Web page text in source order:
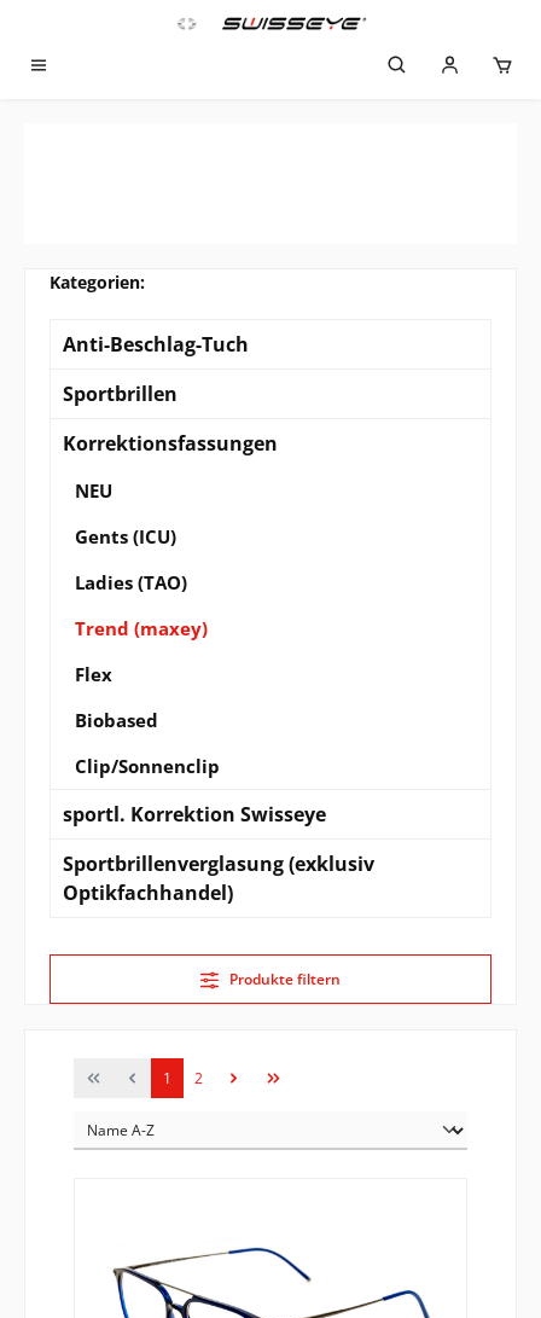
Zum Hauptinhalt springen
Anti-Beschlag-Tuch
Sportbrillen
Korrektionsfassungen
NEU
Gents (ICU)
Ladies (TAO)
Trend (maxey)
Flex
Biobased
Clip/Sonnenclip
sportl. Korrektion Swisseye
Sportbrillenverglasung (exklusiv
Optikfachhandel)
Produkte filtern
Seite
1 Seite
2